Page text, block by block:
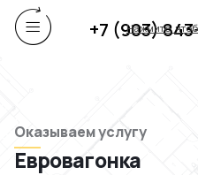
+7 (903)
Нажмите,
Оказываем услугу
Евровагонка